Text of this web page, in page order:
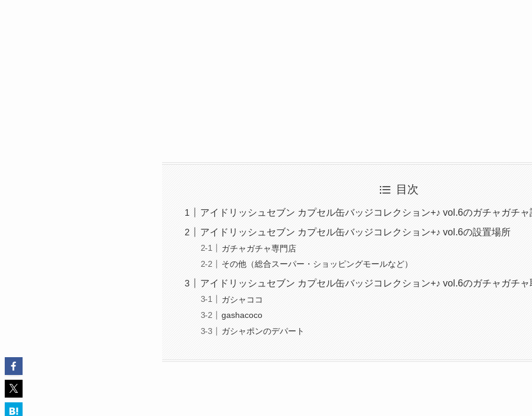
目次
アイドリッシュセブン カプセル缶バッジコレクション+♪ vol.6のガチャガチャ
アイドリッシュセブン カプセル缶バッジコレクション+♪ vol.6の設置場所
ガチャガチャ専門店
その他（総合スーパー・ショッピングモールなど）
アイドリッシュセブン カプセル缶バッジコレクション+♪ vol.6のガチャガチ
ガシャココ
gashacoco
ガシャポンのデパート